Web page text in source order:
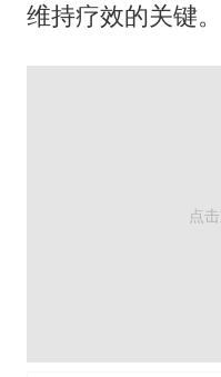
维持疗效的关键。